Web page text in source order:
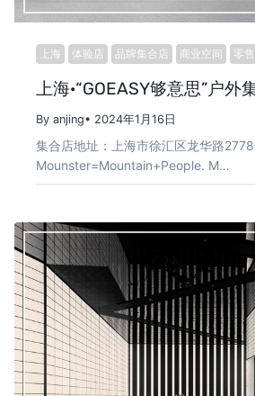
上海 体验店 品牌集合店 商业空间 零
上海·“GOEASY够意思”户
By anjing• 2024年1月16日
集合店地址：上海市徐汇区龙华路
Mounster=Mountain+People. M…